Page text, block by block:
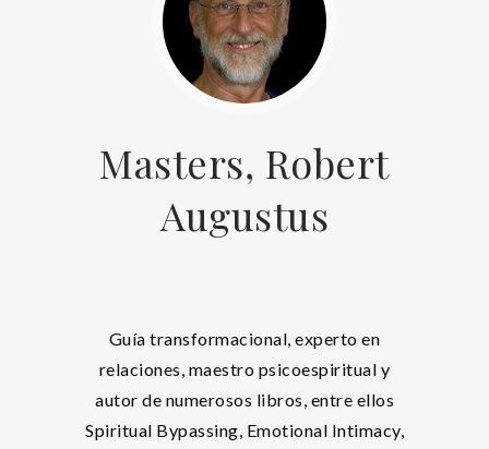
Masters, Robert
Augustus
Guía transformacional, experto en
relaciones, maestro psicoespiritual y
autor de numerosos libros, entre ellos
Spiritual Bypassing, Emotional Intimacy,